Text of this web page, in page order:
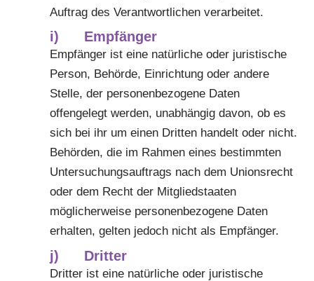
Auftrag des Verantwortlichen verarbeitet.
i) Empfänger
Empfänger ist eine natürliche oder juristische
Person, Behörde, Einrichtung oder andere
Stelle, der personenbezogene Daten
offengelegt werden, unabhängig davon, ob es
sich bei ihr um einen Dritten handelt oder nicht.
Behörden, die im Rahmen eines bestimmten
Untersuchungsauftrags nach dem Unionsrecht
oder dem Recht der Mitgliedstaaten
möglicherweise personenbezogene Daten
erhalten, gelten jedoch nicht als Empfänger.
j) Dritter
Dritter ist eine natürliche oder juristische